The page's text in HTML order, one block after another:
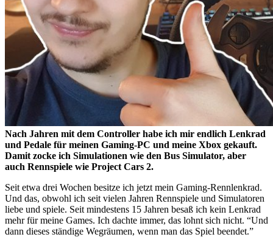
Nach Jahren mit dem Controller habe ich mir endlich Lenkrad
und Pedale für meinen Gaming-PC und meine Xbox gekauft.
Damit zocke ich Simulationen wie den Bus Simulator, aber
auch Rennspiele wie Project Cars 2.
Seit etwa drei Wochen besitze ich jetzt mein Gaming-Rennlenkrad.
Und das, obwohl ich seit vielen Jahren Rennspiele und Simulatoren
liebe und spiele. Seit mindestens 15 Jahren besaß ich kein Lenkrad
mehr für meine Games. Ich dachte immer, das lohnt sich nicht. “Und
dann dieses ständige Wegräumen, wenn man das Spiel beendet.”